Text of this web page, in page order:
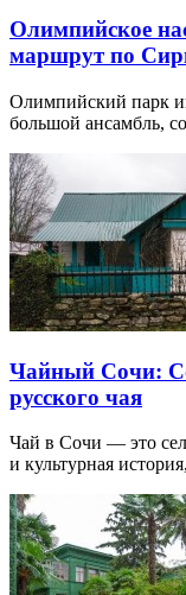
Олимпийское
маршрут по
Олимпийский парк
большой ансамбль,
Чайный Сочи:
русского чая
Чай в Сочи — это
и культурная